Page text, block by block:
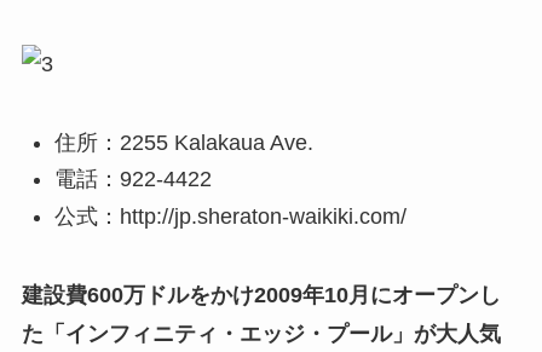
住所：2255 Kalakaua Ave.
電話：922-4422
公式：http://jp.sheraton-waikiki.com/
建設費600万ドルをかけ2009年10月にオープンし
た「インフィニティ・エッジ・プール」が大人気